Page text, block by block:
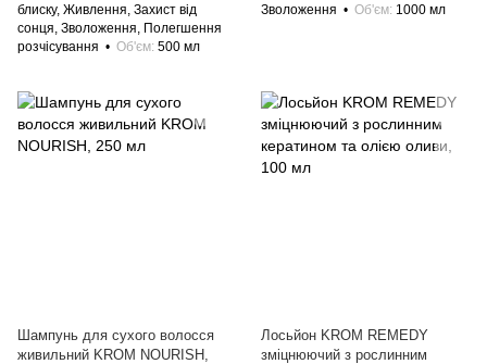
блиску, Живлення, Захист від
сонця, Зволоження, Полегшення
розчісування
Об'єм 500 мл
Зволоження
Об'єм 1000 мл
Шампунь для сухого волосся
живильний KROM NOURISH,
Лосьйон KROM REMEDY
зміцнюючий з рослинним